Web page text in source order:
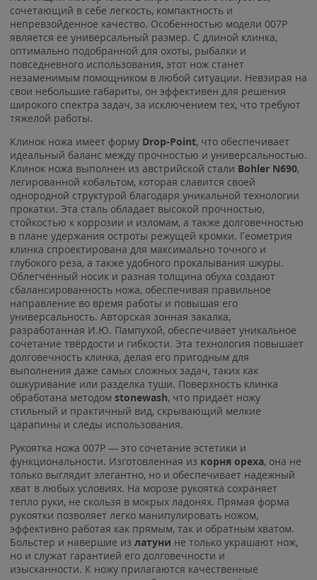
сочетающий в себе легкость, компактность и
непревзойденное качество. Особенностью модели 007Р
является ее универсальный размер. С длиной клинка,
оптимально подобранной для охоты, рыбалки и
повседневного использования, этот нож станет
незаменимым помощником в любой ситуации. Невзирая на
свои небольшие габариты, он эффективен для решения
широкого спектра задач, за исключением тех, что требуют
тяжелой работы.
Клинок ножа имеет форму Drop-Point, что обеспечивает
идеальный баланс между прочностью и универсальностью.
Клинок ножа выполнен из австрийской стали Bohler N690,
легированной кобальтом, которая славится своей
однородной структурой благодаря уникальной технологии
прокатки. Эта сталь обладает высокой прочностью,
стойкостью к коррозии и изломам, а также долговечностью
в плане удержания остроты режущей кромки. Геометрия
клинка спроектирована для максимально точного и
глубокого реза, а также удобного прокалывания шкуры.
Облегчённый носик и разная толщина обуха создают
сбалансированность ножа, обеспечивая правильное
направление во время работы и повышая его
универсальность. Авторская зонная закалка,
разработанная И.Ю. Пампухой, обеспечивает уникальное
сочетание твёрдости и гибкости. Эта технология повышает
долговечность клинка, делая его пригодным для
выполнения даже самых сложных задач, таких как
ошкуривание или разделка туши. Поверхность клинка
обработана методом stonewash, что придаёт ножу
стильный и практичный вид, скрывающий мелкие
царапины и следы использования.
Рукоятка ножа 007Р — это сочетание эстетики и
функциональности. Изготовленная из корня ореха, она не
только выглядит элегантно, но и обеспечивает надежный
хват в любых условиях. На морозе рукоятка сохраняет
тепло руки, не скользя в мокрых ладонях. Прямая форма
рукоятки позволяет легко манипулировать ножом,
эффективно работая как прямым, так и обратным хватом.
Больстер и навершие из латуни не только украшают нож,
но и служат гарантией его долговечности и
изысканности. К ножу прилагаются качественные